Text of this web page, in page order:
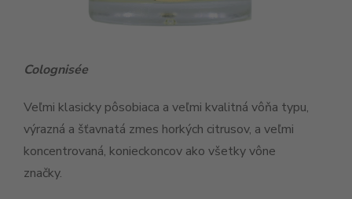
Colognisée
Veľmi klasicky pôsobiaca a veľmi kvalitná vôňa typu,
výrazná a šťavnatá zmes horkých citrusov, a veľmi
koncentrovaná, konieckoncov ako všetky vône
značky.